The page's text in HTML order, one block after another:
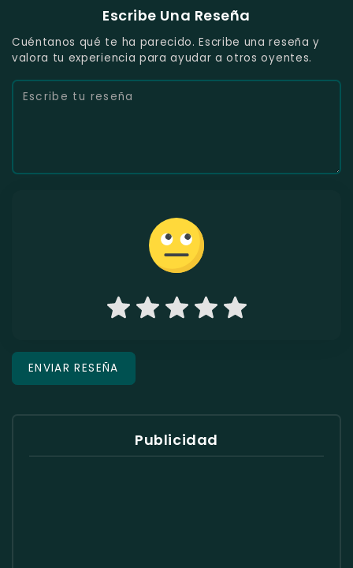
Escribe Una Reseña
Cuéntanos qué te ha parecido. Escribe una reseña y
valora tu experiencia para ayudar a otros oyentes.
Publicidad